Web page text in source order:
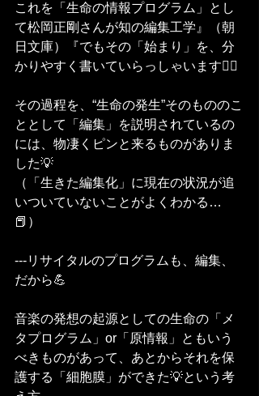
これを「生命の情報プログラム」とし
て松岡正剛さんが知の編集工学』（朝
日文庫）『でもその「始まり」を、分
かりやすく書いていらっしゃいます🙋‍♀️
その過程を、“生命の発生”そのもののこ
ととして「編集」を説明されているの
には、物凄くピンと来るものがありま
した💡
（「生きた編集化」に現在の状況が追
いついていないことがよくわかる…
📕）
---リサイタルのプログラムも、編集、
だから💪
音楽の発想の起源としての生命の「メ
タプログラム」or「原情報」ともいう
べきものがあって、あとからそれを保
護する「細胞膜」ができた💡という考